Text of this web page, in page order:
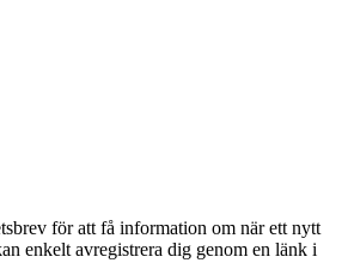
för att få information om när ett nytt
enkelt avregistrera dig genom en länk i